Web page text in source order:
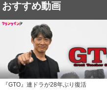
おすすめ動画
『GTO』連ドラが28年ぶり復活